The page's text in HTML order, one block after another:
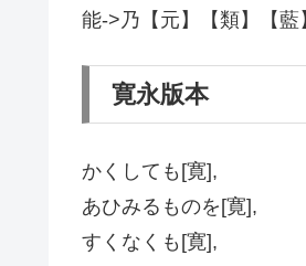
能->乃【元】【類】【藍
寛永版本
かくしても[寛],
あひみるものを[寛],
すくなくも[寛],